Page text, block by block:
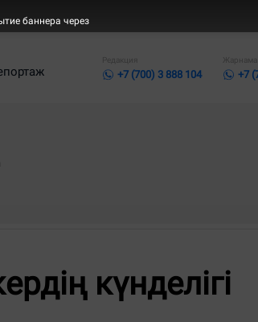
Редакция
+7 (700) 3 888 104
Жарнама
+7
күнделігі
баннера через